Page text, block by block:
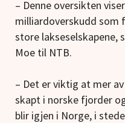
– Denne oversikten
milliardoverskudd som
store lakseselskapene,
Moe til NTB.
– Det er viktig at mer
skapt i norske fjorder
blir igjen i Norge, i